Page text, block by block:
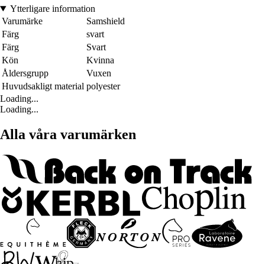
Ytterligare information
Varumärke
Samshield
Färg
svart
Färg
Svart
Kön
Kvinna
Åldersgrupp
Vuxen
Huvudsakligt material polyester
Loading...
Loading...
Alla våra varumärken